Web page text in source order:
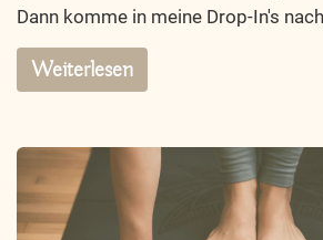
Dann komme in meine Drop-In's
Weiterlesen